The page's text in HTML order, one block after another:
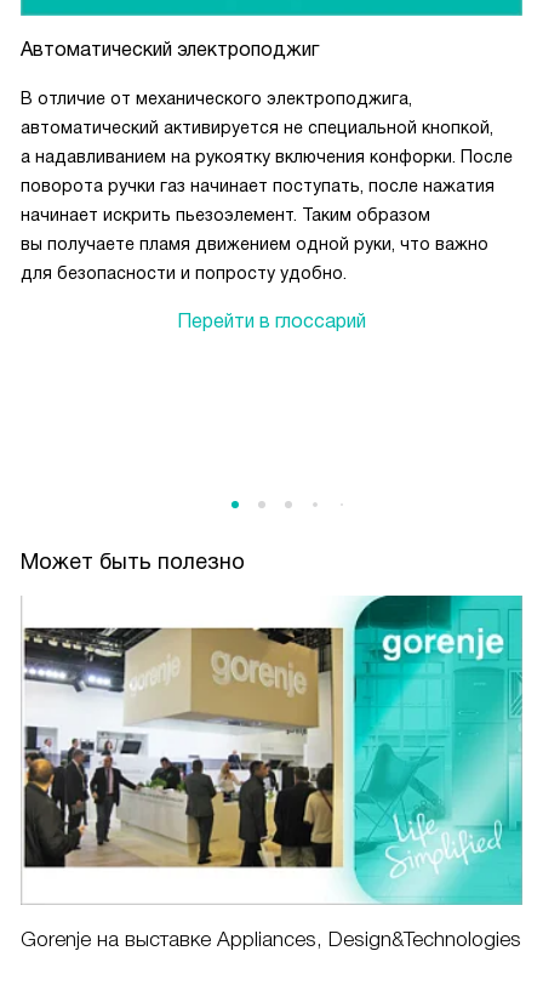
Автоматический электроподжиг
В отличие от механического электроподжига,
автоматический активируется не специальной кнопкой,
а надавливанием на рукоятку включения конфорки. После
поворота ручки газ начинает поступать, после нажатия
начинает искрить пьезоэлемент. Таким образом
вы получаете пламя движением одной руки, что важно
для безопасности и попросту удобно.
Перейти в глоссарий
Может быть полезно
Gorenje на выставке Appliances, Design&Technologies